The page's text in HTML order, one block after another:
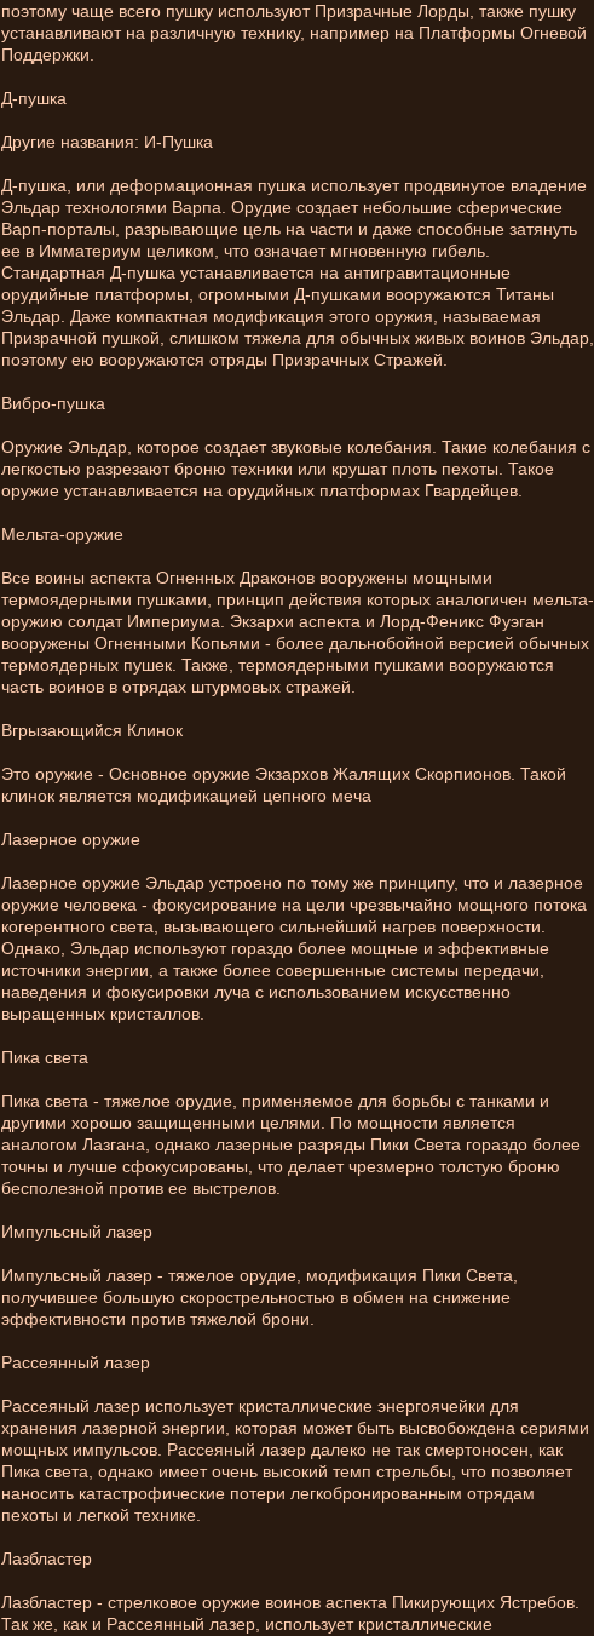
поэтому чаще всего пушку используют Призрачные Лорды, также пушку
устанавливают на различную технику, например на Платформы Огневой
Поддержки.
Д-пушка
Другие названия: И-Пушка
Д-пушка, или деформационная пушка использует продвинутое владение
Эльдар технологями Варпа. Орудие создает небольшие сферические
Варп-порталы, разрывающие цель на части и даже способные затянуть
ее в Имматериум целиком, что означает мгновенную гибель.
Стандартная Д-пушка устанавливается на антигравитационные
орудийные платформы, огромными Д-пушками вооружаются Титаны
Эльдар. Даже компактная модификация этого оружия, называемая
Призрачной пушкой, слишком тяжела для обычных живых воинов Эльдар,
поэтому ею вооружаются отряды Призрачных Стражей.
Вибро-пушка
Оружие Эльдар, которое создает звуковые колебания. Такие колебания с
легкостью разрезают броню техники или крушат плоть пехоты. Такое
оружие устанавливается на орудийных платформах Гвардейцев.
Мельта-оружие
Все воины аспекта Огненных Драконов вооружены мощными
термоядерными пушками, принцип действия которых аналогичен мельта-
оружию солдат Империума. Экзархи аспекта и Лорд-Феникс Фуэган
вооружены Огненными Копьями - более дальнобойной версией обычных
термоядерных пушек. Также, термоядерными пушками вооружаются
часть воинов в отрядах штурмовых стражей.
Вгрызающийся Клинок
Это оружие - Основное оружие Экзархов Жалящих Скорпионов. Такой
клинок является модификацией цепного меча
Лазерное оружие
Лазерное оружие Эльдар устроено по тому же принципу, что и лазерное
оружие человека - фокусирование на цели чрезвычайно мощного потока
когерентного света, вызывающего сильнейший нагрев поверхности.
Однако, Эльдар используют гораздо более мощные и эффективные
источники энергии, а также более совершенные системы передачи,
наведения и фокусировки луча с использованием искусственно
выращенных кристаллов.
Пика света
Пика света - тяжелое орудие, применяемое для борьбы с танками и
другими хорошо защищенными целями. По мощности является
аналогом Лазгана, однако лазерные разряды Пики Света гораздо более
точны и лучше сфокусированы, что делает чрезмерно толстую броню
бесполезной против ее выстрелов.
Импульсный лазер
Импульсный лазер - тяжелое орудие, модификация Пики Света,
получившее большую скорострельностью в обмен на снижение
эффективности против тяжелой брони.
Рассеянный лазер
Рассеяный лазер использует кристаллические энергоячейки для
хранения лазерной энергии, которая может быть высвобождена сериями
мощных импульсов. Рассеяный лазер далеко не так смертоносен, как
Пика света, однако имеет очень высокий темп стрельбы, что позволяет
наносить катастрофические потери легкобронированным отрядам
пехоты и легкой технике.
Лазбластер
Лазбластер - стрелковое оружие воинов аспекта Пикирующих Ястребов.
Так же, как и Рассеянный лазер, использует кристаллические